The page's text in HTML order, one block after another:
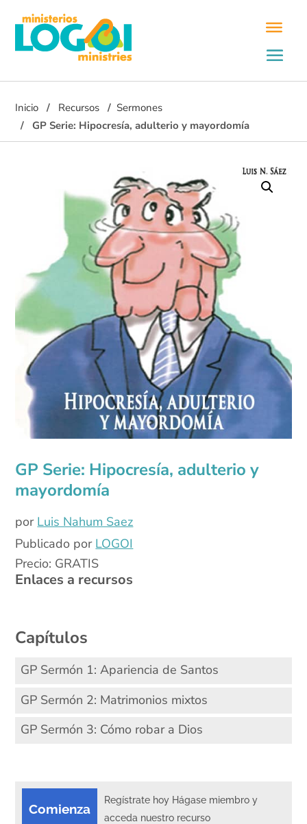
Inicio Recursos
Sermones
GP Serie: Hipocresía, adulterio y mayordomía
GP Serie: Hipocresía, adulterio y
mayordomía
por Luis Nahum Saez
Publicado por LOGOI
Precio: GRATIS
Enlaces a recursos
Capítulos
GP Sermón 1: Apariencia de Santos
GP Sermón 2: Matrimonios mixtos
GP Sermón 3: Cómo robar a Dios
Comienza
Regístrate hoy Hágase miembro y
acceda nuestro recurso